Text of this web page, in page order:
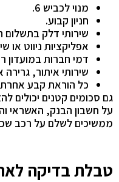
מנוי לכביש 6.
חניון קבוע.
שירותי דלק בתשלום
אפליקציות ניווט או
דמי חברות במועדון
שירותי איתור,
כל הוראת קבע
גם סכומים קטנים יכולים
על חשבון הבנק, האשראי
ממשיכים לשלם על רכב
טבלת בדיקה